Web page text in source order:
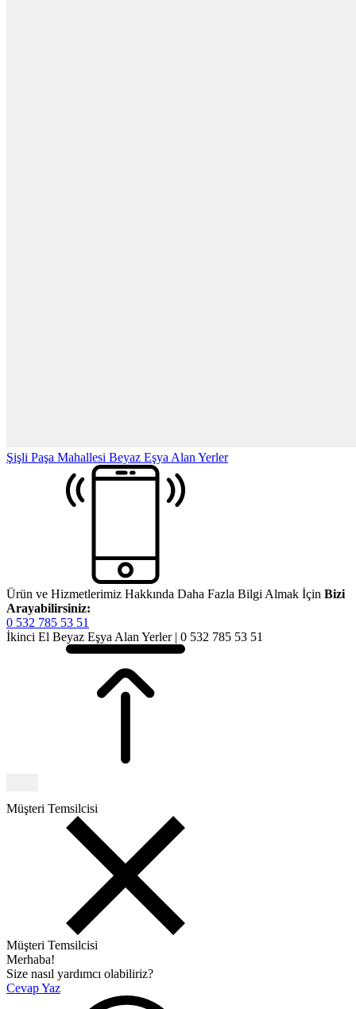
Şişli Paşa Mahallesi Beyaz Eşya Alan Yerler
Ürün ve Hizmetlerimiz Hakkında Daha Fazla Bilgi Almak İçin Bizi
Arayabilirsiniz:
0 532 785 53 51
İkinci El Beyaz Eşya Alan Yerler | 0 532 785 53 51
Müşteri Temsilcisi
Müşteri Temsilcisi
Merhaba!
Size nasıl yardımcı olabiliriz?
Cevap Yaz